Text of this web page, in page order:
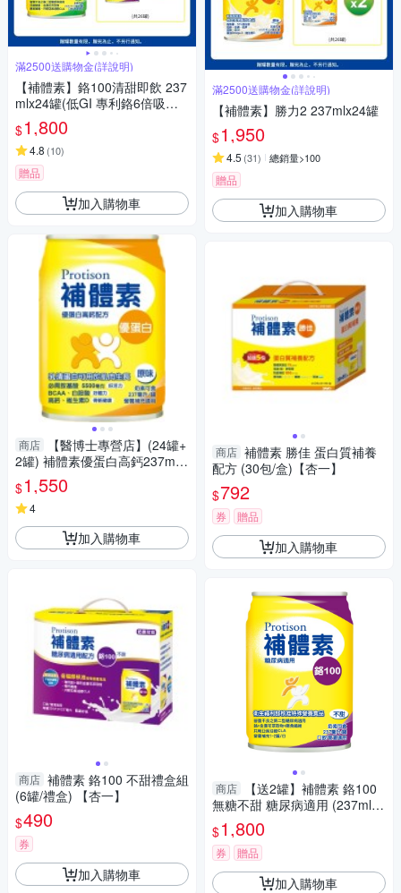
滿2500送購物金(詳說明)
【補體素】鉻100清甜即飲 237
mlx24罐(低GI 專利鉻6倍吸收
率)
$1,800
4.8 (10)
贈品
加入購物車
商店
【醫博士專營店】(24罐+
2罐) 補體素優蛋白高鈣237ml
(原味) 24罐/箱
$1,550
4
加入購物車
商店 補體素 鉻100 不甜禮盒組
(6罐/禮盒) 【杏一】
$490
券
加入購物車
滿2500送購物金(詳說明)
【補體素】勝力2 237mlx24罐
$1,950
4.5 (31) 總銷量>100
贈品
加入購物車
商店 補體素 勝佳 蛋白質補養
配方 (30包/盒)【杏一】
$792
券 贈品
加入購物車
商店
【送2罐】補體素 鉻100
無糖不甜 糖尿病適用 (237ml/2
4罐/箱)【杏一】
$1,800
券 贈品
加入購物車